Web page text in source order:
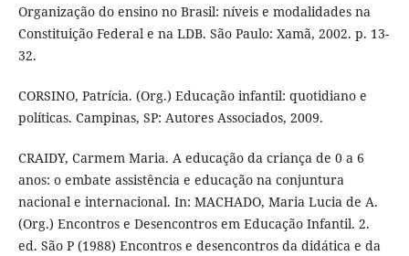
Organização do ensino no Brasil: níveis e modalidades na
Constituição Federal e na LDB. São Paulo: Xamã, 2002. p. 13-
32.
CORSINO, Patrícia. (Org.) Educação infantil: quotidiano e
políticas. Campinas, SP: Autores Associados, 2009.
CRAIDY, Carmem Maria. A educação da criança de 0 a 6
anos: o embate assistência e educação na conjuntura
nacional e internacional. In: MACHADO, Maria Lucia de A.
(Org.) Encontros e Desencontros em Educação Infantil. 2.
ed. São P (1988) Encontros e desencontros da didática e da